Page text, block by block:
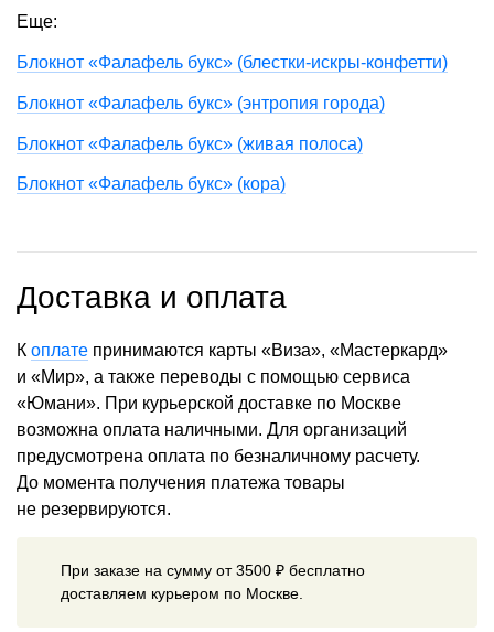
Еще:
Блокнот «Фалафель букс» (блестки-искры-конфетти)
Блокнот «Фалафель букс» (энтропия города)
Блокнот «Фалафель букс» (живая полоса)
Блокнот «Фалафель букс» (кора)
Доставка и оплата
К оплате принимаются карты «Виза», «Мастеркард»
и «Мир», а также переводы с помощью сервиса
«Юмани». При курьерской доставке по Москве
возможна оплата наличными. Для организаций
предусмотрена оплата по безналичному расчету.
До момента получения платежа товары
не резервируются.
При заказе на сумму от 3500 ₽ бесплатно
доставляем курьером по Москве.